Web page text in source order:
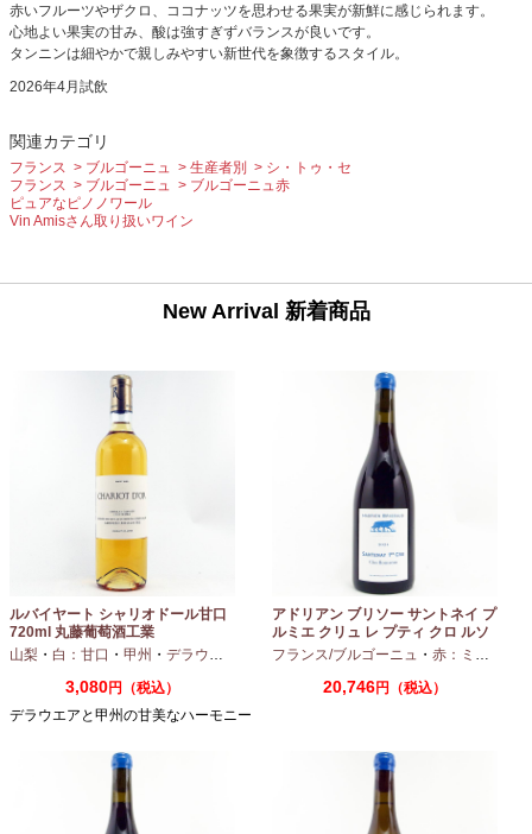
赤いフルーツやザクロ、ココナッツを思わせる果実が新鮮に感じられます。
心地よい果実の甘み、酸は強すぎずバランスが良いです。
タンニンは細やかで親しみやすい新世代を象徴するスタイル。
2026年4月試飲
関連カテゴリ
フランス ブルゴーニュ 生産者別
シ・トゥ・セ
フランス
ブルゴーニュ
ブルゴーニュ赤
ピュアなピノノワール
Vin Amisさん取り扱いワイン
New Arrival 新着商品
ルバイヤート シャリオドール甘口
720ml 丸藤葡萄酒工業
山梨 ・ 白：甘口 ・ 甲州 ・ デラウエア
3,080円（税込）
デラウエアと甲州の甘美なハーモニー
アドリアン ブリソー サントネイ プ
ルミエ クリュ レ プティ クロ ルソ
ー 2024 750ml
フランス/ブルゴーニュ ・ 赤：ミディアムボディ
20,746円（税込）